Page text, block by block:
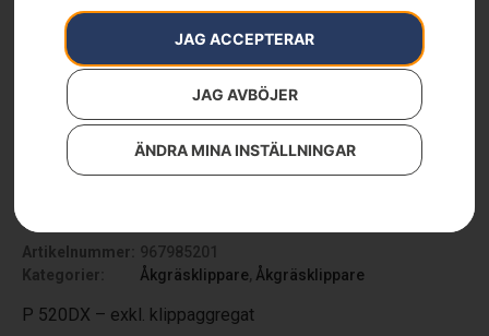
JAG ACCEPTERAR
JAG AVBÖJER
ÄNDRA MINA INSTÄLLNINGAR
HUSQVARNA P 520DX
Artikelnummer:
967985201
Kategorier:
Åkgräsklippare, Åkgräsklippare
P 520DX – exkl. klippaggregat